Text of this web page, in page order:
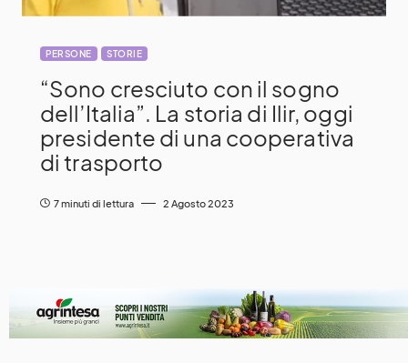
PERSONE STORIE
“Sono cresciuto con il sogno
dell’Italia”. La storia di Ilir, oggi
presidente di una cooperativa
di trasporto
7 minuti di lettura 2 Agosto 2023